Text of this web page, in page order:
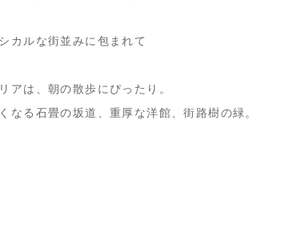
カルな街並みに包まれて
アは、朝の散歩にぴったり。
なる石畳の坂道、重厚な洋館、街路樹の緑。